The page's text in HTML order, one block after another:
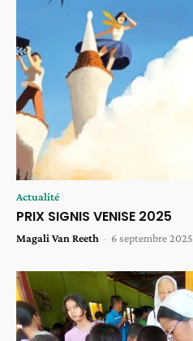
Actualité
PRIX SIGNIS VENISE 2025
Magali Van Reeth - 6 septembre 2025